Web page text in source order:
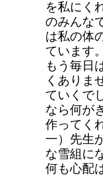
を私にく
のみんな
は私の体
ています
もう毎日
くありま
ていくで
なら何が
作ってく
一）先生
な雪組に
何も心配